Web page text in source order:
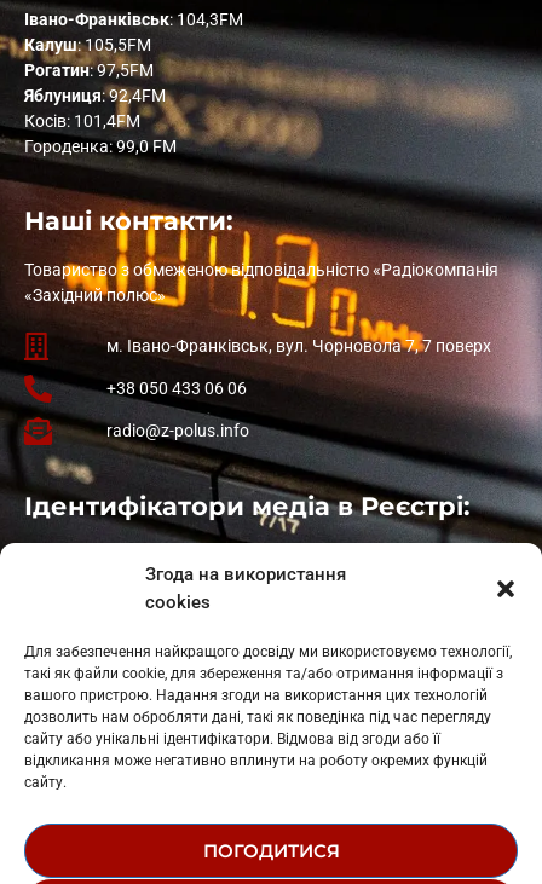
Згода на використання
cookies
Для забезпечення найкращого досвіду ми використовуємо технології,
такі як файли cookie, для збереження та/або отримання інформації з
вашого пристрою. Надання згоди на використання цих технологій
дозволить нам обробляти дані, такі як поведінка під час перегляду
сайту або унікальні ідентифікатори. Відмова від згоди або її
відкликання може негативно вплинути на роботу окремих функцій
сайту.
ПОГОДИТИСЯ
Івано-Франківськ: 104,3FM
Калуш: 105,5FM
Рогатин: 97,5FM
Яблуниця: 92,4FM
Косів: 101,4FM
Городенка: 99,0 FM
Наші контакти:
Товариство з обмеженою відповідальністю «Радіокомпанія
«Західний полюс»
м. Івано-Франківськ, вул. Чорновола 7, 7 поверх
+38 050 433 06 06
radio@z-polus.info
Ідентифікатори медіа в Реєстрі:
: L11-01410
: L11-01801
Косів: L11-01805
Гарасимів: L11-02274